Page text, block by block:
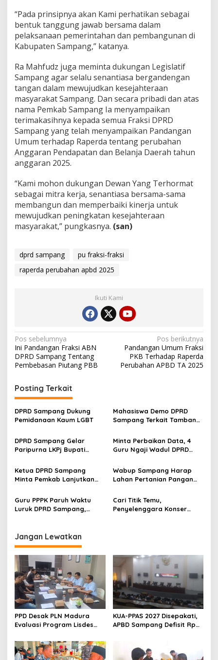
“Pada prinsipnya akan Kami perhatikan sebagai
bentuk tanggung jawab bersama dalam
pelaksanaan pemerintahan dan pembangunan di
Kabupaten Sampang,” katanya.
Ra Mahfudz juga meminta dukungan Legislatif
Sampang agar selalu senantiasa bergandengan
tangan dalam mewujudkan kesejahteraan
masyarakat Sampang. Dan secara pribadi dan atas
nama Pemkab Sampang Ia menyampaikan
terimakasihnya kepada semua Fraksi DPRD
Sampang yang telah menyampaikan Pandangan
Umum terhadap Raperda tentang perubahan
Anggaran Pendapatan dan Belanja Daerah tahun
anggaran 2025.
“Kami mohon dukungan Dewan Yang Terhormat
sebagai mitra kerja, senantiasa bersama-sama
membangun dan memperbaiki kinerja untuk
mewujudkan peningkatan kesejahteraan
masyarakat,” pungkasnya. (san)
dprd sampang
pu fraksi-fraksi
raperda perubahan apbd 2025
Ikuti Kami
Navigasi
pos
Pos sebelumnya
Ini Pandangan Fraksi ABN
DPRD Sampang Tentang
Pembebasan Piutang PBB
Pos berikutnya
Pandangan Umum Fraksi
PKB Terhadap Raperda
Perubahan APBD TA 2025
Posting Terkait
DPRD Sampang Dukung
Pemidanaan Kaum LGBT
Mahasiswa Demo DPRD
Sampang Terkait Tambang
DPRD Sampang Gelar
Paripurna LKPj Bupati
Minta Perbaikan Data, 4
Guru Ngaji Wadul DPRD
Ketua DPRD Sampang
Minta Pemkab Lanjutkan
Masyarakat
Wabup Sampang Harap
Lahan Pertanian Pangan
Guru PPPK Paruh Waktu
Luruk DPRD Sampang,
Cari Titik Temu,
Penyelenggara Konser
Jangan Lewatkan
PPD Desak PLN Madura
Evaluasi Program Lisdes
KUA-PPAS 2027 Disepakati,
APBD Sampang Defisit Rp